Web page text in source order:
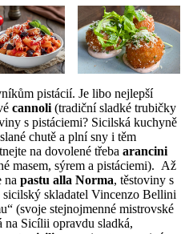
pistácií. Je libo nejlepší
cannoli(tradiční sladké trubičky
s pistáciemi? Sicilská kuchyně
chutě a plní sny i těm
na dovolené třeba arancini
masem, sýrem a pistáciemi). Až
na pastu alla Norma, těstoviny s
skladatel Vincenzo Bellini
(svoje stejnojmenné mistrovské
Sicílii opravdu sladká,